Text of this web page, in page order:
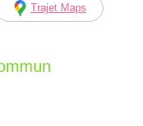
Trajet Maps